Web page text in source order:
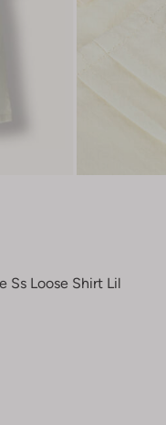
Ss Loose Shirt Lil